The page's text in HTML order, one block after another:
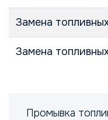
Замена
Замена
Промывка